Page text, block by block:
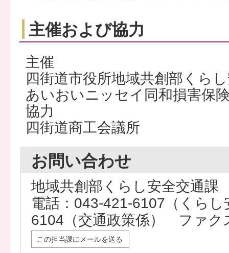
主催および協力
主催
四街道市役所地域共創部くら
あいおいニッセイ同和損害保
協力
四街道商工会議所
お問い合わせ
地域共創部くらし安全交通課
電話：043-421-6107（くら
6104（交通政策係） ファク
この担当課にメールを送る